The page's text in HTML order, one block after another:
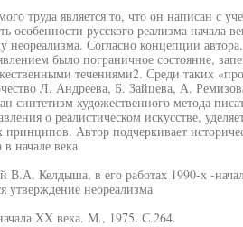
труда является то, что он написан с
особенности русского реализма начала
Согласно концепции
было пограничное состояние,
течениями2. Среди таких
Л. Андреева, Б. Зайцева, А.
синтетизм художественного метода
о реалистическом искусстве,
Автор подчеркивает
начале века.
В.А. Келдыша, в его работах 1990-х -
утверждение неореализма
XX века. М., 1975. С.264.